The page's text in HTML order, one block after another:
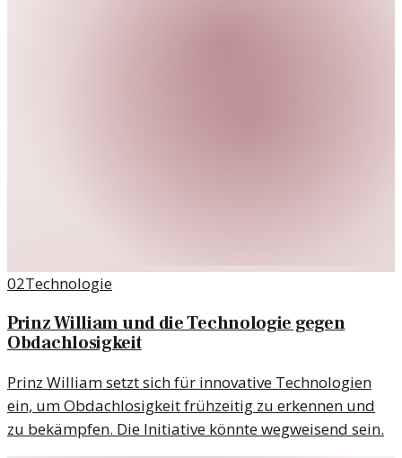
02Technologie
Prinz William und die Technologie gegen
Obdachlosigkeit
Prinz William setzt sich für innovative Technologien
ein, um Obdachlosigkeit frühzeitig zu erkennen und
zu bekämpfen. Die Initiative könnte wegweisend sein.